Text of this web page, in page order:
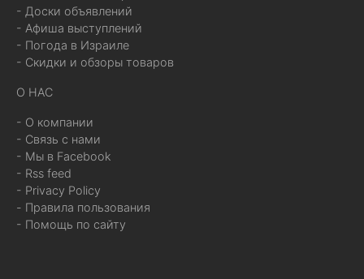
- Доски объявлений
- Афиша выступлений
- Погода в Израиле
- Скидки и обзоры товаров
О НАС
- О компании
- Связь с нами
- Мы в Facebook
- Rss feed
- Privacy Policy
- Правила пользования
- Помощь по сайту